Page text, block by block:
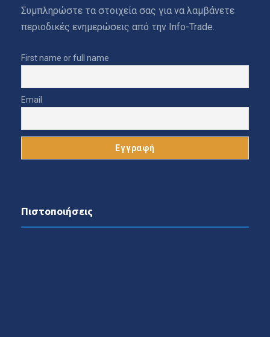
Συμπληρώστε τα στοιχεία σας για να λαμβάνετε
περιοδικές ενημερώσεις από την Info-Trade.
First name or full name
Email
Πιστοποιήσεις